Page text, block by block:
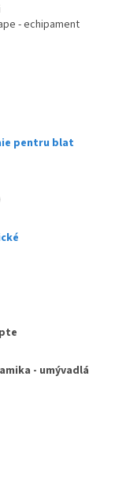
- echipament
pentru blat
- umývadlá